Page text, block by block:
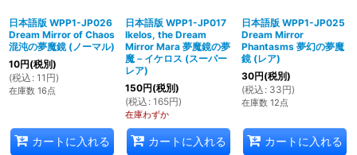
日本語版 WPP1-JP026
Dream Mirror of Chaos
混沌の夢魔鏡 (ノーマル)
10円(税別)
(税込 : 11 円)
在庫数 16点
カートに入れる
日本語版 WPP1-JP017
Ikelos, the Dream
Mirror Mara 夢魔鏡の夢
魔－イケロス (スーパー
レア)
150円(税別)
(税込 : 165円)
在庫わずか
カートに入れる
日本語版 WPP1-JP025
Dream Mirror
Phantasms 夢幻の夢魔
鏡 (レア)
30円(税別)
(税込 : 33円)
在庫数 12点
カートに入れる